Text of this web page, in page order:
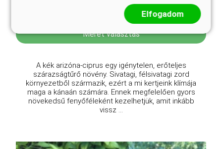
Online ár
10 450 Ft
Méret választás
A kék arizóna-ciprus egy igénytelen, erőteljes
szárazságtűrő növény. Sivatagi, félsivatagi zord
környezetből származik, ezért a mi kertjeink klímája
maga a kánaán számára. Ennek megfelelően gyors
növekedsű fenyőféleként kezelhetjük, amit inkább
vissz ...
Elfogadom